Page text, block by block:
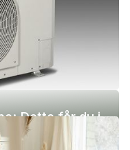
Dette får du i